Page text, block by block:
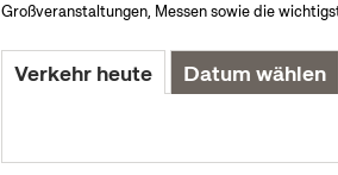
Großveranstaltungen, Messen sowie die
Verkehr heute Datum wählen